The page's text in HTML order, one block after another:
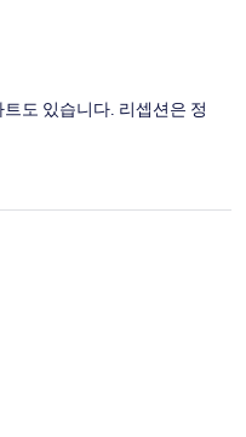
도 있습니다. 리셉션은 정